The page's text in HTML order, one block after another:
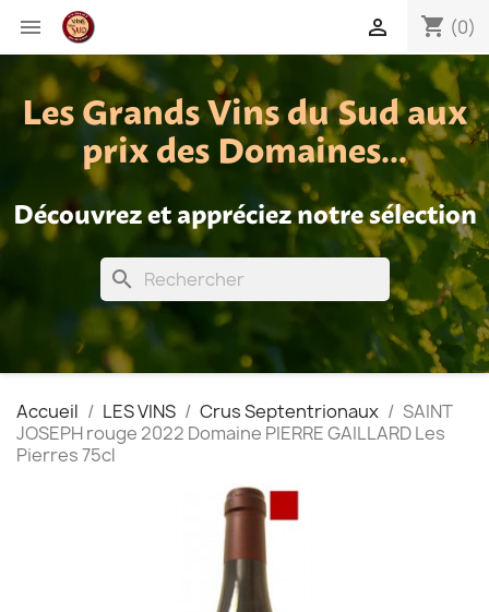
 shopping_cart (0)

Les Grands Vins du Sud aux
prix des Domaines...
Découvrez et appréciez notre sélection
search
Accueil LES VINS Crus Septentrionaux
SAINT
JOSEPH rouge 2022 Domaine PIERRE GAILLARD Les
Pierres 75cl